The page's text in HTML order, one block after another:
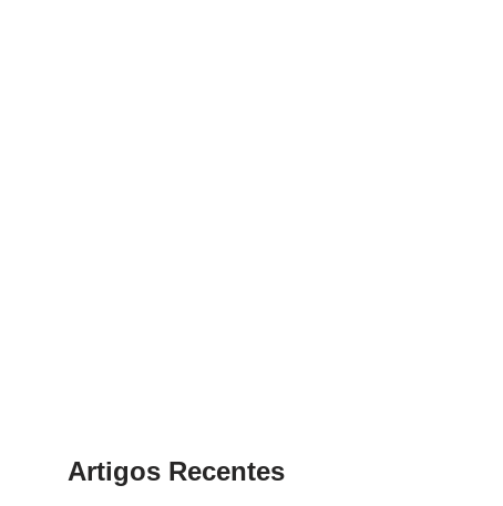
Artigos Recentes